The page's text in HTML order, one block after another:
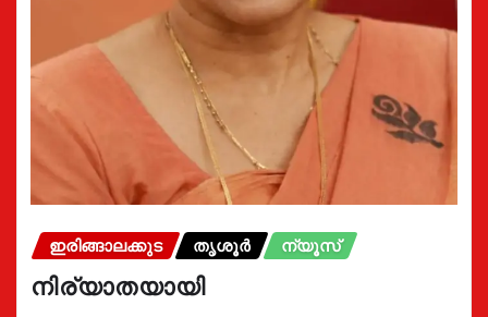
ഇരിങ്ങാലക്കുട തൃശൂർ ന്യൂസ്
നിര്യാതയായി